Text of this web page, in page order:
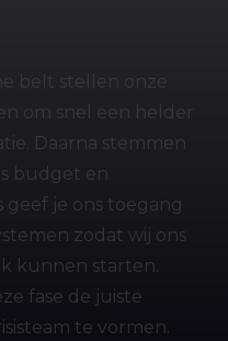
om snel een helder
Daarna stemmen
budget en
je ons toegang
zodat wij ons
kunnen starten.
fase de juiste
te vormen.